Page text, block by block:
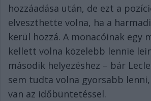
hozzáadása után, de ezt a
elveszthette volna, ha a
kerül hozzá. A monacóinak egy
kellett volna közelebb lennie
második helyezéshez – bár
sem tudta volna gyorsabb
van az időbüntetéssel.